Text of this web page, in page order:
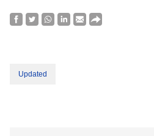
Updated